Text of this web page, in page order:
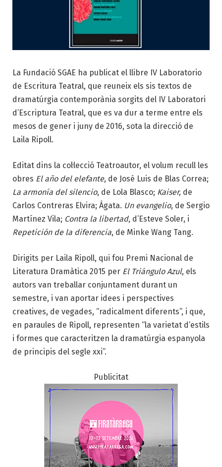
La Fundació SGAE ha publicat el llibre IV Laboratorio
de Escritura Teatral, que reuneix els sis textos de
dramatúrgia contemporània sorgits del IV Laboratori
d’Escriptura Teatral, que es va dur a terme entre els
mesos de gener i juny de 2016, sota la direcció de
Laila Ripoll.
Editat dins la col·lecció Teatroautor, el volum recull les
obres El año del elefante, de José Luis de Blas Correa;
La armonía del silencio, de Lola Blasco; Kaiser, de
Carlos Contreras Elvira; Ágata. Un evangelio, de Sergio
Martínez Vila; Contra la libertad, d’Esteve Soler, i
Repetición de la diferencia, de Minke Wang Tang.
Dirigits per Laila Ripoll, qui fou Premi Nacional de
Literatura Dramàtica 2015 per El Triángulo Azul, els
autors van treballar conjuntament durant un
semestre, i van aportar idees i perspectives
creatives, de vegades, “radicalment diferents”, i que,
en paraules de Ripoll, representen “la varietat d’estils
i formes que caracteritzen la dramatúrgia espanyola
de principis del segle xxi”.
Publicitat